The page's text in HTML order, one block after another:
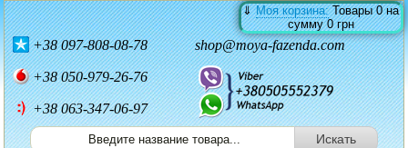
⇓Моя корзина:Товары0на
сумму0 грн
+38097-808-08-78 shop@moya-fazenda.com
+38050-979-26-76
+38 063-347-06-97